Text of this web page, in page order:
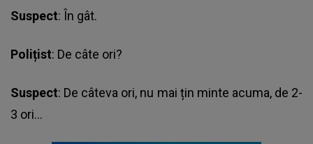
Suspect: În gât.
Polițist: De câte ori?
Suspect: De câteva ori, nu mai țin minte acuma, de 2-
3 ori…